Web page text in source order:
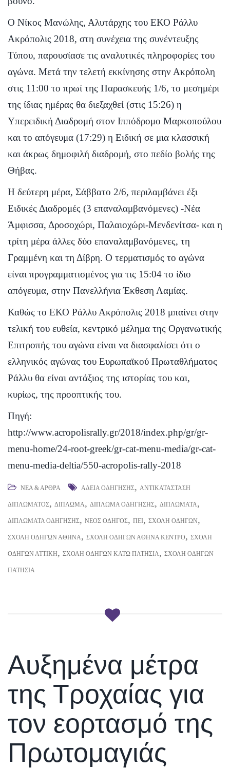
Ο Νίκος Μανώλης, Αλυτάρχης του ΕΚΟ Ράλλυ
Ακρόπολις 2018, στη συνέχεια της συνέντευξης
Τύπου, παρουσίασε τις αναλυτικές πληροφορίες του
αγώνα. Μετά την τελετή εκκίνησης στην Ακρόπολη
στις 11:00 το πρωί της Παρασκευής 1/6, το μεσημέρι
της ίδιας ημέρας θα διεξαχθεί (στις 15:26) η
Υπερειδική Διαδρομή στον Ιππόδρομο Μαρκοπούλου
και το απόγευμα (17:29) η Ειδική σε μια κλασσική
και άκρως δημοφιλή διαδρομή, στο πεδίο βολής της
Θήβας.
Η δεύτερη μέρα, Σάββατο 2/6, περιλαμβάνει έξι
Ειδικές Διαδρομές (3 επαναλαμβανόμενες) -Νέα
Άμφισσα, Δροσοχώρι, Παλαιοχώρι-Μενδενίτσα- και η
τρίτη μέρα άλλες δύο επαναλαμβανόμενες, τη
Γραμμένη και τη Δίβρη. Ο τερματισμός το αγώνα
είναι προγραμματισμένος για τις 15:04 το ίδιο
απόγευμα, στην Πανελλήνια Έκθεση Λαμίας.
Καθώς το ΕΚΟ Ράλλυ Ακρόπολις 2018 μπαίνει στην
τελική του ευθεία, κεντρικό μέλημα της Οργανωτικής
Επιτροπής του αγώνα είναι να διασφαλίσει ότι ο
ελληνικός αγώνας του Ευρωπαϊκού Πρωταθλήματος
Ράλλυ θα είναι αντάξιος της ιστορίας του και,
κυρίως, της προοπτικής του.
Πηγή:
http://www.acropolisrally.gr/2018/index.php/gr/gr-
menu-home/24-root-greek/gr-cat-menu-media/gr-cat-
menu-media-deltia/550-acropolis-rally-2018
ΝΈΑ & ΆΡΘΡΑ ΆΔΕΙΑ ΟΔΉΓΗΣΗΣ, ΑΝΤΙΚΑΤΆΣΤΑΣΗ
ΔΙΠΛΏΜΑΤΟΣ, ΔΊΠΛΩΜΑ, ΔΊΠΛΩΜΑ ΟΔΉΓΗΣΗΣ, ΔΙΠΛΏΜΑΤΑ,
ΔΙΠΛΏΜΑΤΑ ΟΔΉΓΗΣΗΣ, ΝΈΟΣ ΟΔΗΓΌΣ, ΠΕΙ, ΣΧΟΛΉ ΟΔΗΓΏΝ,
ΣΧΟΛΉ ΟΔΗΓΏΝ ΑΘΉΝΑ, ΣΧΟΛΉ ΟΔΗΓΏΝ ΑΘΉΝΑ ΚΈΝΤΡΟ, ΣΧΟΛΉ
ΟΔΗΓΏΝ ΑΤΤΙΚΉ, ΣΧΟΛΉ ΟΔΗΓΏΝ ΚΆΤΩ ΠΑΤΉΣΙΑ, ΣΧΟΛΉ ΟΔΗΓΏΝ
ΠΑΤΉΣΙΑ
Αυξημένα μέτρα
της Τροχαίας για
τον εορτασμό της
Πρωτομαγιάς